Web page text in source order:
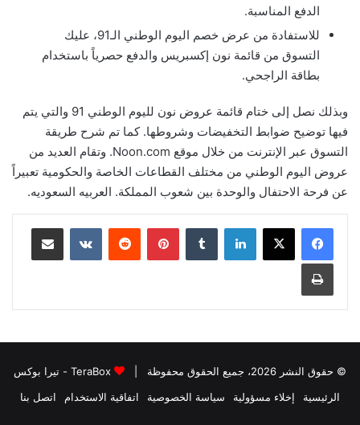
الدفع المناسبة.
للاستفادة من عرض خصم اليوم الوطني الـ91، عليك
التسوق من قائمة نون إكسبريس والدفع حصرياً باستخدام
بطاقة الراجحي.
وبذلك نصل إلى ختام قائمة عروض نون لليوم الوطني 91 والتي يتم
فيها توضيح ضوابط التخفيضات وشروطها. كما تم شرح طريقة
التسوق عبر الإنترنت من خلال موقع Noon.com. وتقام العديد من
عروض اليوم الوطني من مختلف القطاعات الخاصة والحكومية تعبيراً
عن فرحة الاحتفال والوحدة بين شعوب المملكة. العربيه السعوديه.
لينكدإن بينتيريست مشاركة عبر البريد
طباعة
© حقوق النشر 2026، جميع الحقوق محفوظة |
TeraBox - تيرا بوكس
الرئيسية
إخلاء مسؤولية سياسة الخصوصية اتفاقية الاستخدام اتصل بنا